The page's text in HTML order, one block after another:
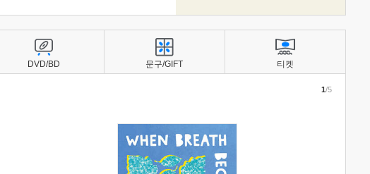
1/5
DVD/BD 문구/GIFT 티켓